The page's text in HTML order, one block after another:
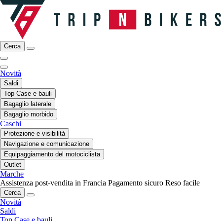
Cerca
Novità
Saldi
Top Case e bauli
Bagaglio laterale
Bagaglio morbido
Caschi
Protezione e visibilità
Navigazione e comunicazione
Equipaggiamento del motociclista
Outlet
Marche
Assistenza post-vendita in Francia Pagamento sicuro Reso facile
Cerca
Novità
Saldi